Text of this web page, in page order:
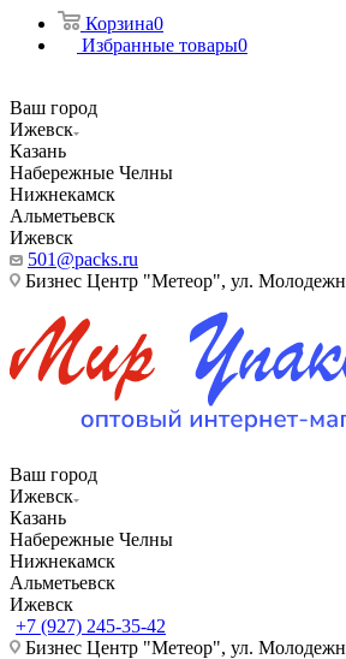
Корзина0
Избранные товары0
Ваш город
Ижевск
Казань
Набережные Челны
Нижнекамск
Альметьевск
Ижевск
501@packs.ru
Бизнес Центр "Метеор", ул.
Ваш город
Ижевск
Казань
Набережные Челны
Нижнекамск
Альметьевск
Ижевск
+7 (927) 245-35-42
Бизнес Центр "Метеор", ул.